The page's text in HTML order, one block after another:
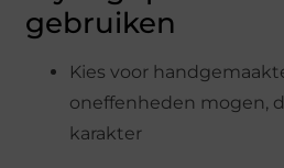
gebruiken
Kies voor
oneffenheden mogen,
karakter